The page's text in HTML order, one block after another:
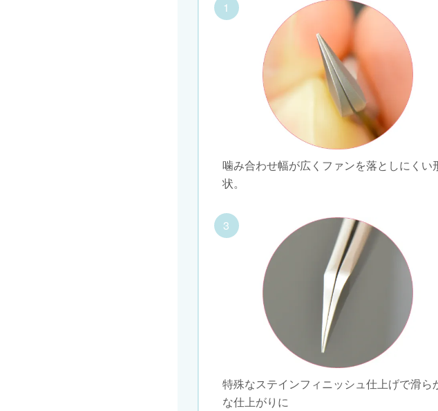
1
噛み合わせ幅が広くファンを落としにくい
状。
3
特殊なステインフィニッシュ仕上げで滑ら
な仕上がりに